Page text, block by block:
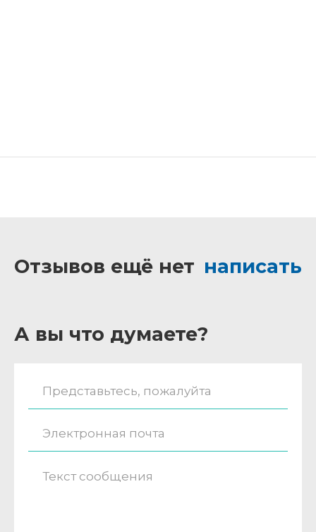
Отзывов ещё нет написать
А вы что думаете?